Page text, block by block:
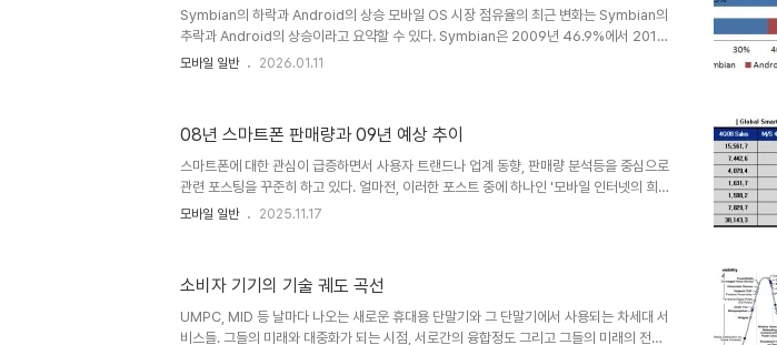
는 뉴스거리가 아니다. 이번 분기 스마트폰 판매량도 급증하여 전년 동기..
Symbian의 하락과 Android의 상승 모바일 OS 시장 점유율의 최근 변화는 Symbian의
추락과 Android의 상승이라고 요약할 수 있다. Symbian은 2009년 46.9%에서 2010
년 37.6%로 끝없는 추락을 하고 있다. 여전히 시장점유율 1위를 유지하고 있지만 더이상
Share와는 다소 상이한 현상을 보이고 있다. Android는 2010년 4월 5.9%에서 2011
년 3월 15.2%로 빠른 성장을 하..
모바일 일반 2026.01.11
08년 스마트폰 판매량과 09년 예상 추이
스마트폰에 대한 관심이 급증하면서 사용자 트랜드나 업계 동향, 판매량 분석등을 중심으로
관련 포스팅을 꾸준히 하고 있다. 얼마전, 이러한 포스트 중에 하나인 '모바일 인터넷의 희
망, 스마트폰 시장 현황'에 Professional 님이 판매량 추이에 대한 질문을 한 적이 있다.
수 만은 없었다. 그 뒤로 스마트폰 M/S 자료를 꾸준히 조사하고 있지만 Gartner 자료를
제외하면 모두 비슷한 수치를 보이고 있었다. 그러전..
모바일 일반 2025.11.17
소비자 기기의 기술 궤도 곡선
UMPC, MID 등 날마다 나오는 새로운 휴대용 단말기와 그 단말기에서 사용되는 차세대 서
비스들. 그들의 미래와 대중화가 되는 시점, 서로간의 융합정도 그리고 그들의 미래의 전망